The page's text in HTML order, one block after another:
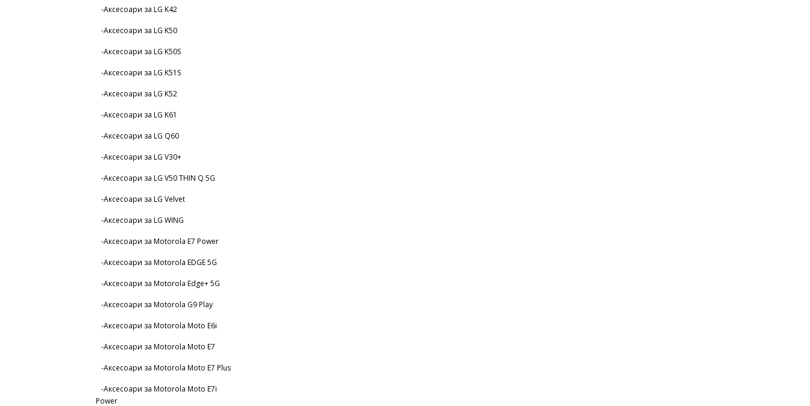
-Аксесоари за LG K42
-Аксесоари за LG K50
-Аксесоари за LG K50S
-Аксесоари за LG K51S
-Аксесоари за LG K52
-Аксесоари за LG K61
-Аксесоари за LG Q60
-Аксесоари за LG V30+
-Аксесоари за LG V50 THIN Q 5G
-Аксесоари за LG Velvet
-Аксесоари за LG WING
-Аксесоари за Motorola E7 Power
-Аксесоари за Motorola EDGE 5G
-Аксесоари за Motorola Edge+ 5G
-Аксесоари за Motorola G9 Play
-Аксесоари за Motorola Moto E6i
-Аксесоари за Motorola Moto E7
-Аксесоари за Motorola Moto E7 Plus
-Аксесоари за Motorola Moto E7i
Power